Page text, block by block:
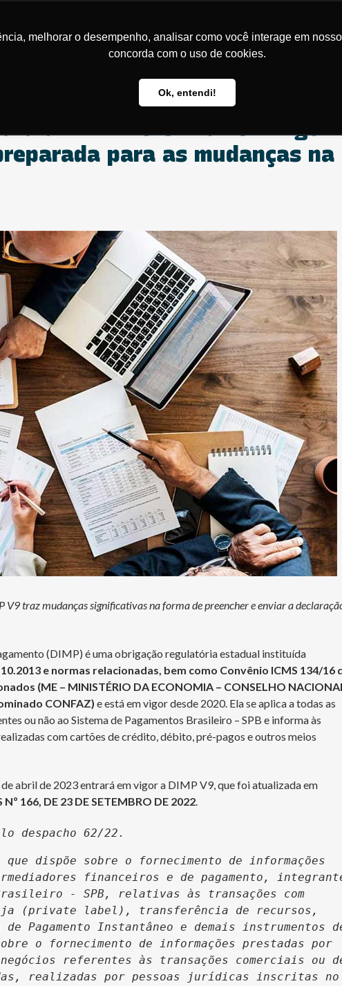
melhorar o desempenho, analisar como você interage em
concorda com o uso de cookies.
Ok, entendi!
Sobre Nós Soluções Conteúdos
para as mudanças na
traz mudanças significativas na forma de preencher e enviar a
(DIMP) é uma obrigação regulatória estadual instituída
e normas relacionadas, bem como Convênio ICMS 134/16
(ME – MINISTÉRIO DA ECONOMIA – CONSELHO
CONFAZ) e está em vigor desde 2020. Ela se aplica a todas as
ou não ao Sistema de Pagamentos Brasileiro – SPB e informa às
com cartões de crédito, débito, pré-pagos e outros meios
abril de 2023 entrará em vigor a DIMP V9, que foi atualizada em
166, DE 23 DE SETEMBRO DE 2022.
despacho 62/22.
dispõe sobre o fornecimento de informações
financeiros e de pagamento,
Brasileiro - SPB, relativas às transações com
(private label), transferência de recursos,
Pagamento Instantâneo e demais instrumentos
o fornecimento de informações prestadas por
referentes às transações comerciais ou
realizadas por pessoas jurídicas inscritas no